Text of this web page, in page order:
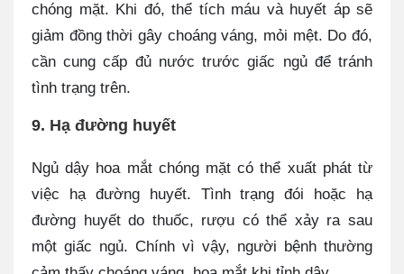
chóng mặt. Khi đó, thể tích máu và huyết áp sẽ
giảm đồng thời gây choáng váng, mỏi mệt. Do đó,
cần cung cấp đủ nước trước giấc ngủ để tránh
tình trạng trên.
9. Hạ đường huyết
Ngủ dậy hoa mắt chóng mặt có thể xuất phát từ
việc hạ đường huyết. Tình trạng đói hoặc hạ
đường huyết do thuốc, rượu có thể xảy ra sau
một giấc ngủ. Chính vì vậy, người bệnh thường